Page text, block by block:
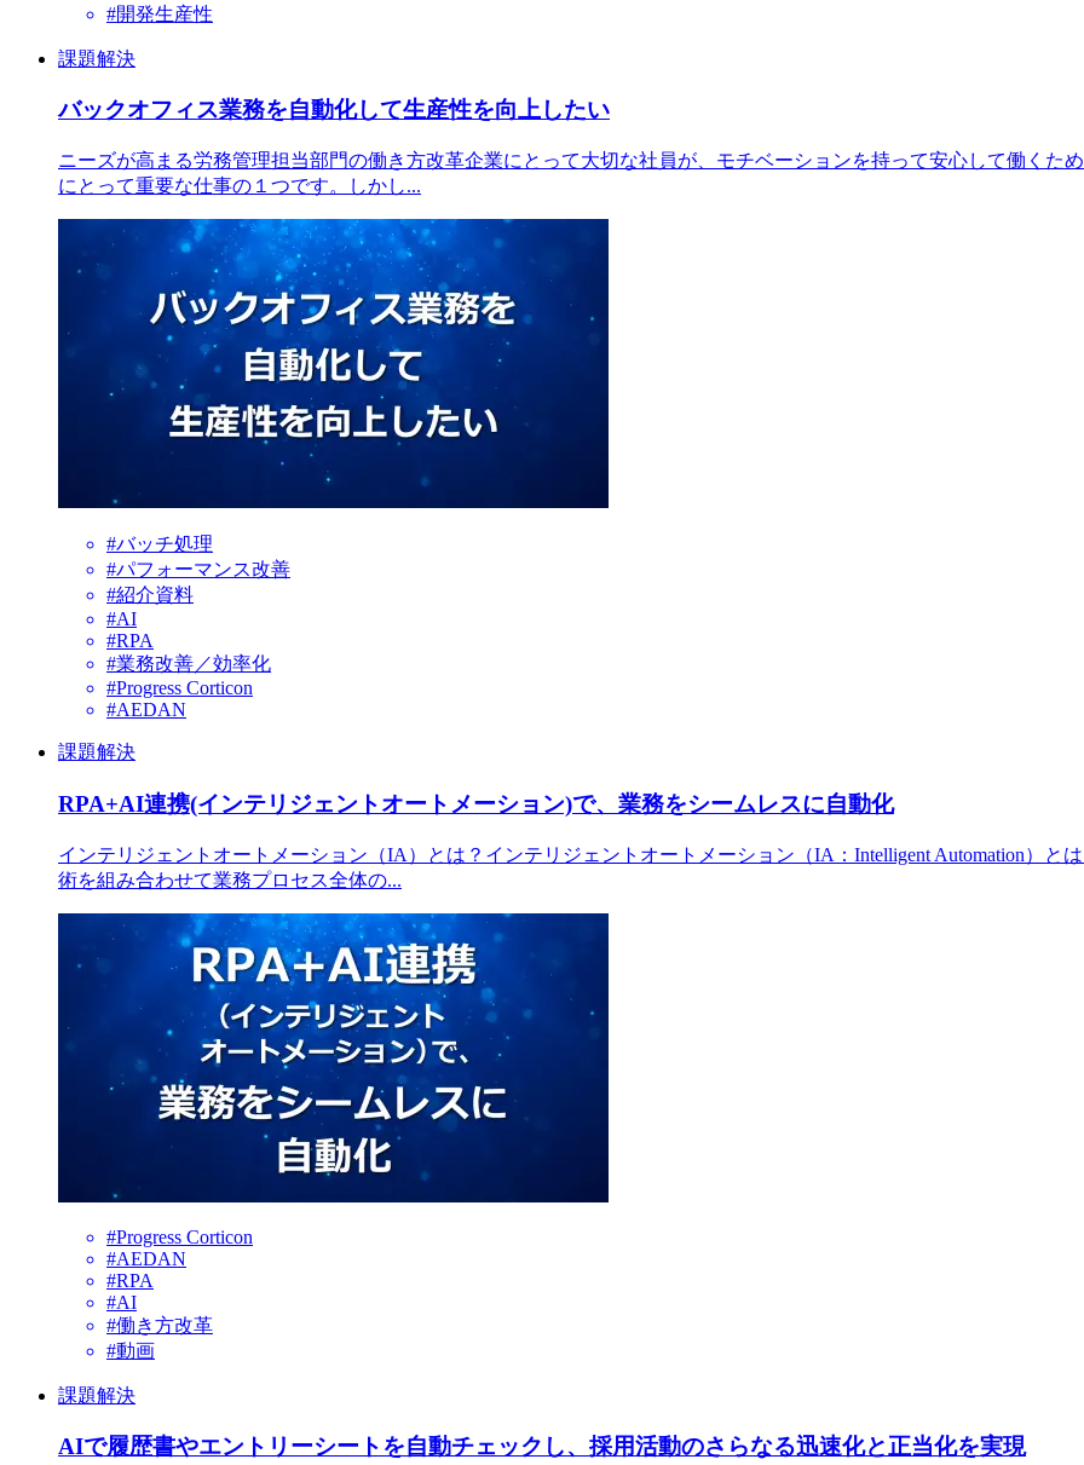
#開発生産性
課題解決
バックオフィス業務を自動化して生産性を向上したい
ニーズが高まる労務管理担当部門の働き方改革企業にとって大切な社員が、モチベーションを持って安心して働くた
にとって重要な仕事の１つです。しかし...
#バッチ処理
#パフォーマンス改善
#紹介資料
#AI
#RPA
#業務改善／効率化
#Progress Corticon
#AEDAN
課題解決
RPA+AI連携(インテリジェントオートメーション)で、業務をシームレスに自動化
インテリジェントオートメーション（IA）とは？インテリジェントオートメーション（IA：Intelligent Automation）
術を組み合わせて業務プロセス全体の...
#Progress Corticon
#AEDAN
#RPA
#AI
#働き方改革
#動画
課題解決
AIで履歴書やエントリーシートを自動チェックし、採用活動のさらなる迅速化と正当化を実現